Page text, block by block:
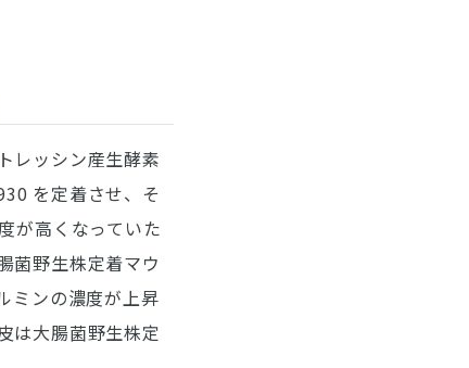
レッシン産生酵素
を定着させ、そ
が高くなっていた
菌野生株定着マウ
ミンの濃度が上昇
は大腸菌野生株定